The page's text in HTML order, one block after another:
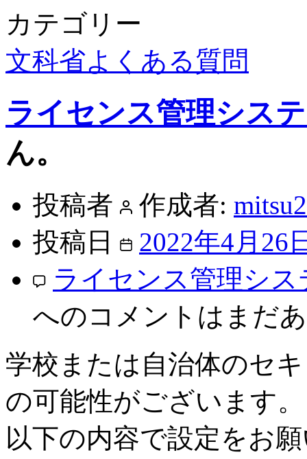
カテゴリー
文科省よくある質問
ライセンス管理シス
ん。​
投稿者 作成者:
投稿日
2022年4月26
ライセンス管理シス
へのコメントはまだ
学校または自治体のセ
の可能性がございます。
以下の内容で設定をお